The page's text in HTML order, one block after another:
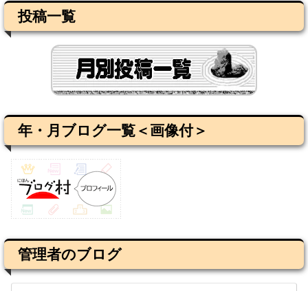
投稿一覧
年・月ブログ一覧＜画像付＞
管理者のブログ